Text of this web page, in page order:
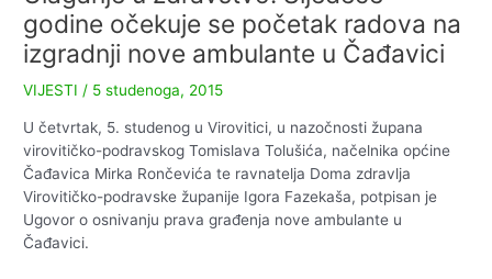
godine očekuje se početak radova na
izgradnji nove ambulante u Čađavici
VIJESTI / 5 studenoga, 2015
U četvrtak, 5. studenog u Virovitici, u nazočnosti župana
virovitičko-podravskog Tomislava Tolušića, načelnika općine
Čađavica Mirka Rončevića te ravnatelja Doma zdravlja
Virovitičko-podravske županije Igora Fazekaša, potpisan je
Ugovor o osnivanju prava građenja nove ambulante u
Čađavici.